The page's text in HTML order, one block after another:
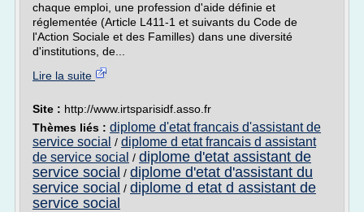
chaque emploi, une profession d'aide définie et
réglementée (Article L411-1 et suivants du Code de
l'Action Sociale et des Familles) dans une diversité
d'institutions, de...
Lire la suite
Site : http://www.irtsparisidf.asso.fr
Thèmes liés : diplome d'etat francais d'assistant de
service social / diplome d etat francais d assistant
de service social / diplome d'etat assistant de
service social / diplome d'etat d'assistant du
service social / diplome d etat d assistant de
service social